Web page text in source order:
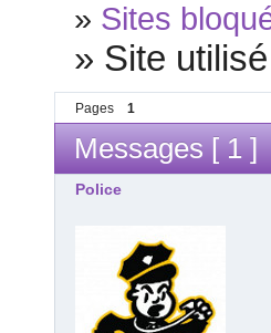
» Sites
» Site
Pages 1
Messages [ 1 ]
Police